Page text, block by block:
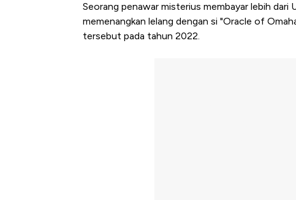
Seorang penawar misterius membayar lebih
memenangkan lelang dengan si "Oracle of
tersebut pada tahun 2022.